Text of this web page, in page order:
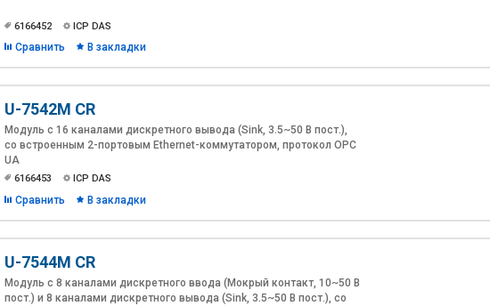
6166452 ICP DAS
Сравнить В закладки
U-7542M CR
Модуль с 16 каналами дискретного вывода (Sink, 3.5~50 В пост.),
со встроенным 2-портовым Ethernet-коммутатором, протокол OPC
UA
6166453 ICP DAS
Сравнить В закладки
U-7544M CR
Модуль с 8 каналами дискретного ввода (Мокрый контакт, 10~50 В
пост.) и 8 каналами дискретного вывода (Sink, 3.5~50 В пост.), со